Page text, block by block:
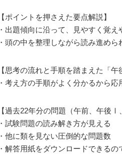
【ポイントを押さえた要点解説】
・出題傾向に沿って、見やすく覚
・頭の中を整理しながら読み進めら
【思考の流れと手順を踏まえた「午
・考え方の手順がよく分かるから応
【過去22年分の問題（午前、午後Ⅰ
・試験問題の読み解き方が見える
・他に類を見ない圧倒的な問題数
・解答用紙をダウンロードできる